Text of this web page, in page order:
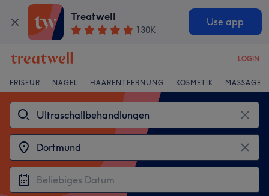
Treatwell
130K
Use app
LOGIN
FRISEUR NÄGEL HAARENTFERNUNG KOSMETIK MASSAGE